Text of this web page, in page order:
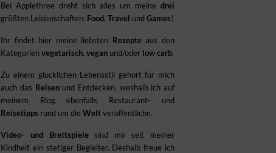
Bei Applethree dreht sich alles um meine drei
größten Leidenschaften: Food,Travel undGames!
Ihr findet hier meine liebsten Rezepteaus den
Kategorienvegetarisch,vegan und/oder low carb.
Zu einem glücklichen Lebensstil gehört für mich
auch das Reisenund Entdecken, weshalb ich auf
meinem Blog ebenfalls Restaurant- und
Reisetipps rund um dieWeltveröffentliche.
Video- und Brettspielesind mir seit meiner
Kindheit ein stetiger Begleiter. Deshalb freue ich